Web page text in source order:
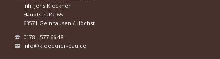
Inh. Jens Klöckner
Hauptstraße 65
63571 Gelnhausen / Höchst
0178 - 577 66 48
info@kloeckner-bau.de